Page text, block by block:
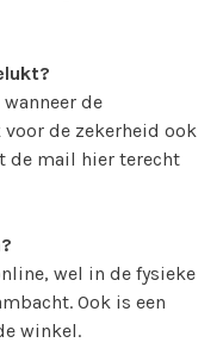
de
de zekerheid ook
de mail hier terecht
wel in de fysieke
Ook is een
winkel.